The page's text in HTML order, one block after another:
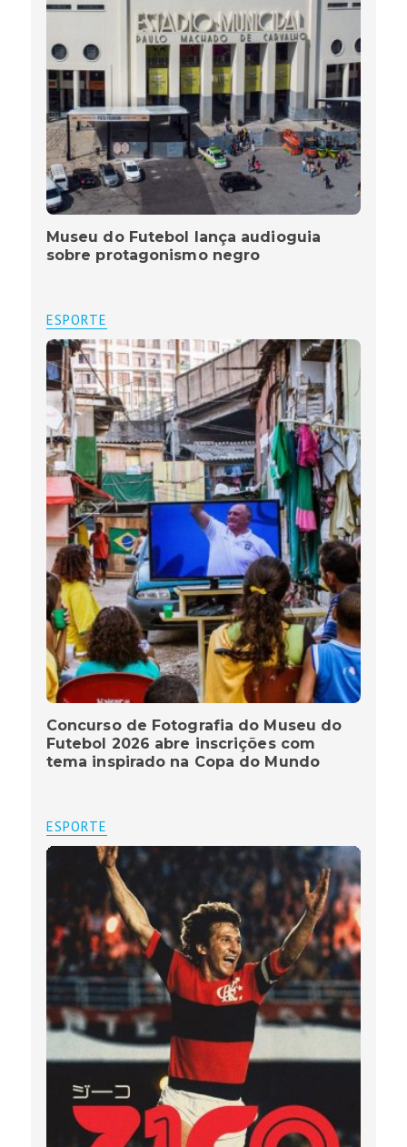
Museu do Futebol lança audioguia
sobre protagonismo negro
ESPORTE
Concurso de Fotografia do Museu do
Futebol 2026 abre inscrições com
tema inspirado na Copa do Mundo
ESPORTE